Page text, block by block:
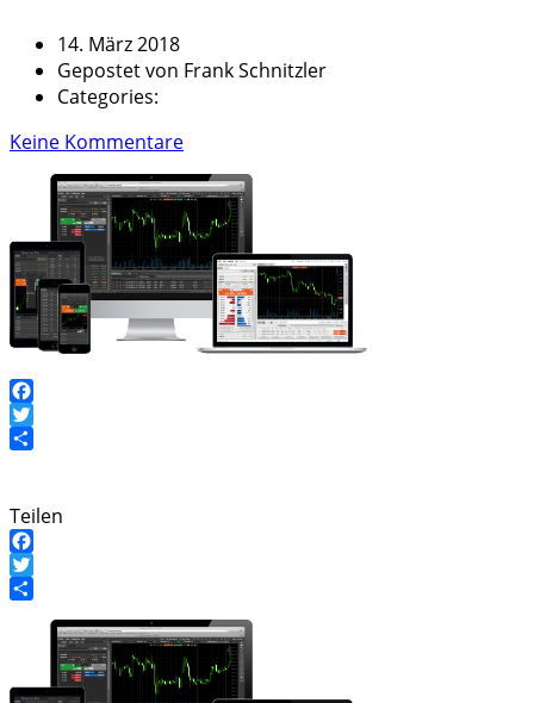
14. März 2018
Gepostet von Frank Schnitzler
Categories:
Keine Kommentare
Facebook
Twitter
Teilen
Facebook
Twitter